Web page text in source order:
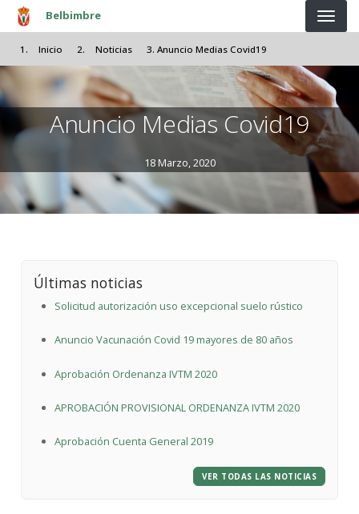
Pasar al contenido principal
Belbimbre
Inicio Noticias Anuncio Medias Covid19
Anuncio Medias Covid19
18 Marzo, 2020
Últimas noticias
Solicitud autorización uso excepcional suelo rústico
Anuncio Vacunación Covid 19 mayores de 80 años
Aprobación Ordenanza IVTM 2020
APROBACIÓN PROVISIONAL ORDENANZA IVTM 2020
Aprobación Cuenta General 2019
VER TODAS LAS NOTICIAS